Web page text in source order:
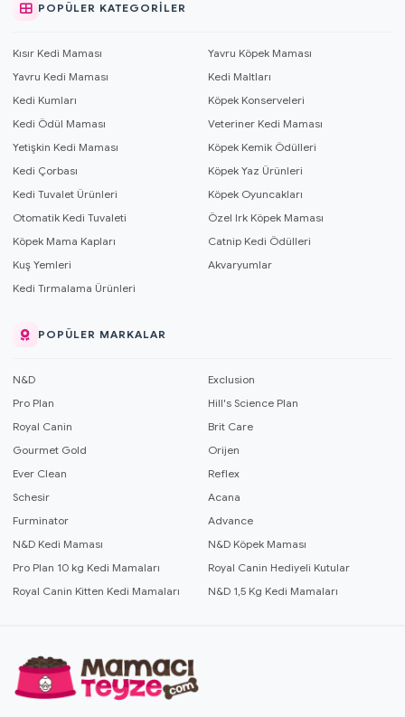
POPÜLER KATEGORILER
Kısır Kedi Maması
Yavru Köpek Maması
Yavru Kedi Maması
Kedi Maltları
Kedi Kumları
Köpek Konserveleri
Kedi Ödül Maması
Veteriner Kedi Maması
Yetişkin Kedi Maması
Köpek Kemik Ödülleri
Kedi Çorbası
Köpek Yaz Ürünleri
Kedi Tuvalet Ürünleri
Köpek Oyuncakları
Otomatik Kedi Tuvaleti
Özel Irk Köpek Maması
Köpek Mama Kapları
Catnip Kedi Ödülleri
Kuş Yemleri
Akvaryumlar
Kedi Tırmalama Ürünleri
POPÜLER MARKALAR
N&D
Exclusion
Pro Plan
Hill's Science Plan
Royal Canin
Brit Care
Gourmet Gold
Orijen
Ever Clean
Reflex
Schesir
Acana
Furminator
Advance
N&D Kedi Maması
N&D Köpek Maması
Pro Plan 10 kg Kedi Mamaları
Royal Canin Hediyeli Kutular
Royal Canin Kitten Kedi Mamaları
N&D 1,5 Kg Kedi Mamaları